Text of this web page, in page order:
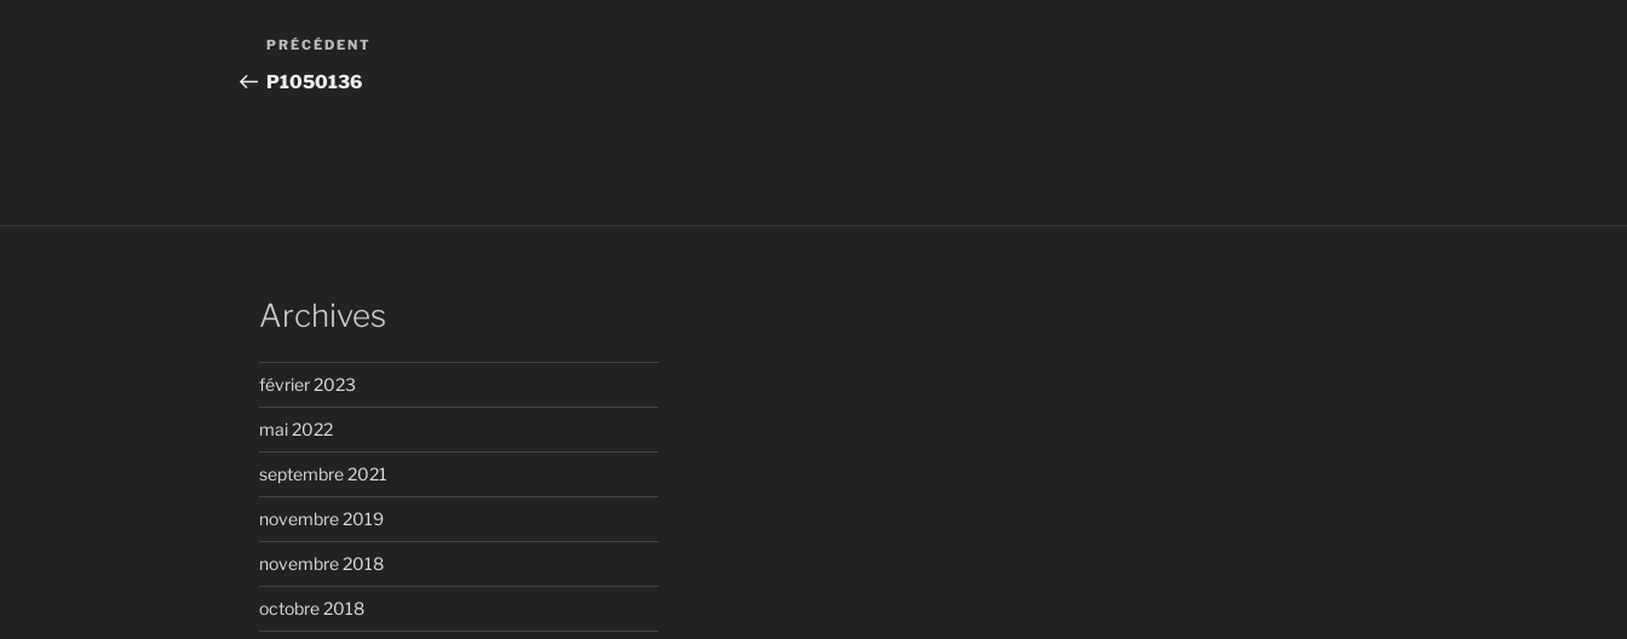
Navigation
de
Article
précédent
PRÉCÉDENT
P1050136
Archives
février 2023
mai 2022
septembre 2021
novembre 2019
novembre 2018
octobre 2018